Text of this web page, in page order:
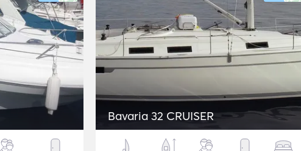
Bavaria 32 CRUISER